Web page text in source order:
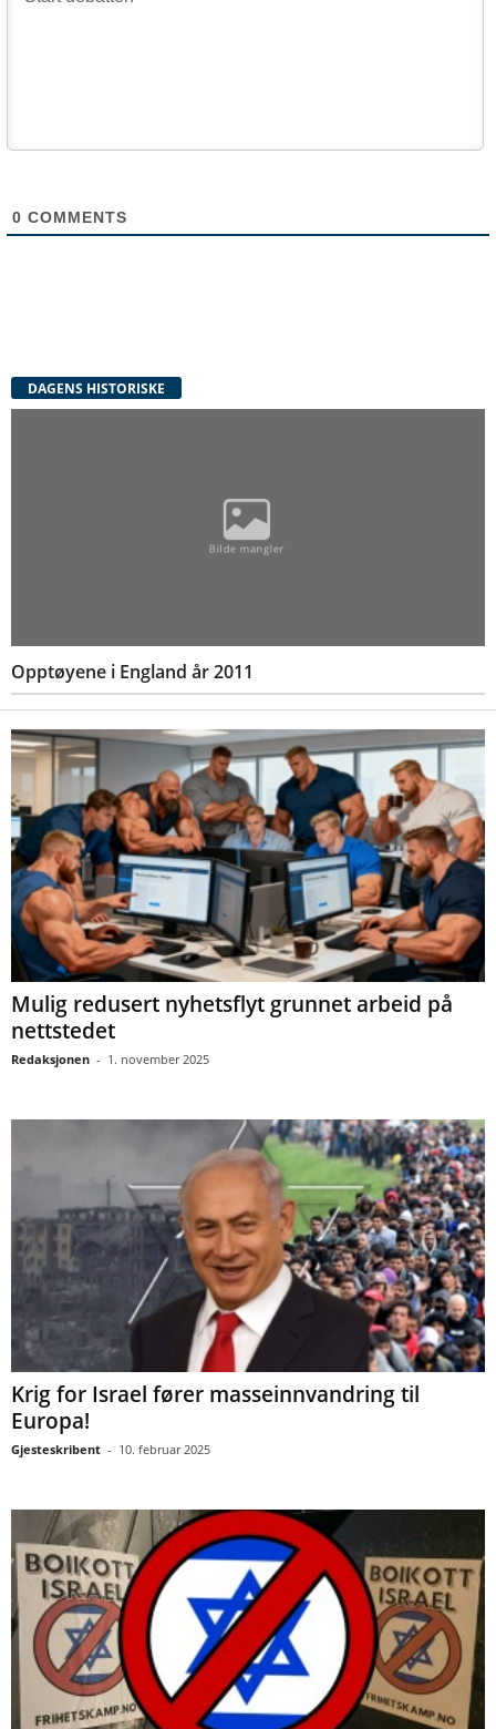
0 COMMENTS
DAGENS HISTORISKE
Opptøyene i England år 2011
Mulig redusert nyhetsflyt grunnet arbeid på
nettstedet
Redaksjonen - 1. november 2025
Krig for Israel fører masseinnvandring til
Europa!
Gjesteskribent - 10. februar 2025